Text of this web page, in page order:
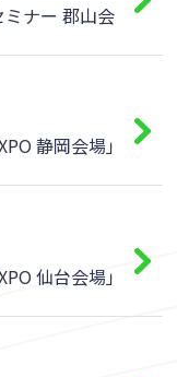
ナー 郡山会
静岡会場」
仙台会場」